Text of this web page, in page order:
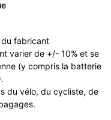
fabricant
varier de +/- 10% et se
(y compris la batterie
du vélo, du cycliste, de